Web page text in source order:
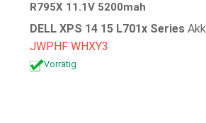
R795X 11.1V 5200mah
DELL XPS 14 15 L701x Series
JWPHF WHXY3
Vorrätig